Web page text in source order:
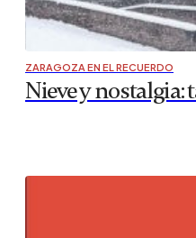
ZARAGOZA EN EL RECUERDO
Nieve y nostalgia: